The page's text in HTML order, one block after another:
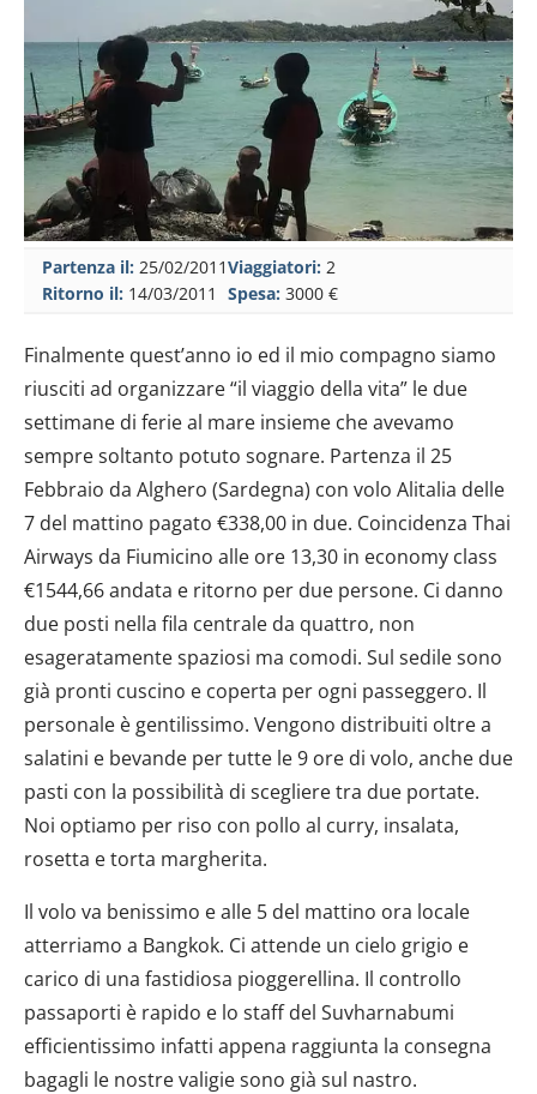
Partenza il: 25/02/2011
Ritorno il: 14/03/2011
Viaggiatori: 2
Spesa: 3000 €
Finalmente quest’anno io ed il mio compagno siamo
riusciti ad organizzare “il viaggio della vita” le due
settimane di ferie al mare insieme che avevamo
sempre soltanto potuto sognare. Partenza il 25
Febbraio da Alghero (Sardegna) con volo Alitalia delle
7 del mattino pagato €338,00 in due. Coincidenza Thai
Airways da Fiumicino alle ore 13,30 in economy class
€1544,66 andata e ritorno per due persone. Ci danno
due posti nella fila centrale da quattro, non
esageratamente spaziosi ma comodi. Sul sedile sono
già pronti cuscino e coperta per ogni passeggero. Il
personale è gentilissimo. Vengono distribuiti oltre a
salatini e bevande per tutte le 9 ore di volo, anche due
pasti con la possibilità di scegliere tra due portate.
Noi optiamo per riso con pollo al curry, insalata,
rosetta e torta margherita.
Il volo va benissimo e alle 5 del mattino ora locale
atterriamo a Bangkok. Ci attende un cielo grigio e
carico di una fastidiosa pioggerellina. Il controllo
passaporti è rapido e lo staff del Suvharnabumi
efficientissimo infatti appena raggiunta la consegna
bagagli le nostre valigie sono già sul nastro.